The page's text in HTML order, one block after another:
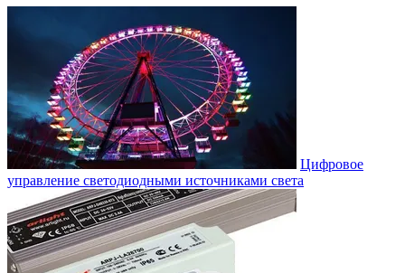
Цифровое
управление светодиодными источниками света